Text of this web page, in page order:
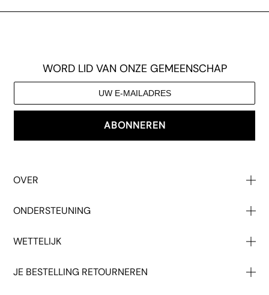
WORD LID VAN ONZE GEMEENSCHAP
ABONNEREN
OVER
Groothandel
Druk Op
ONDERSTEUNING
Geeft
WETTELIJK
JE BESTELLING RETOURNEREN